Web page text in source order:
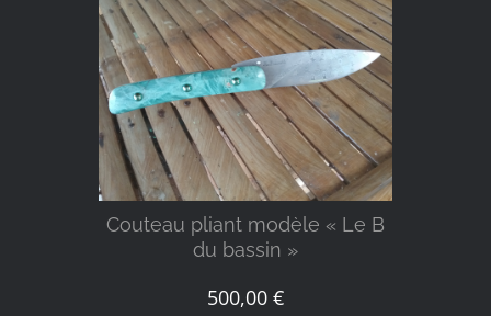
DÉTAILS
Couteau pliant modèle « Le B
du bassin »
500,00 €